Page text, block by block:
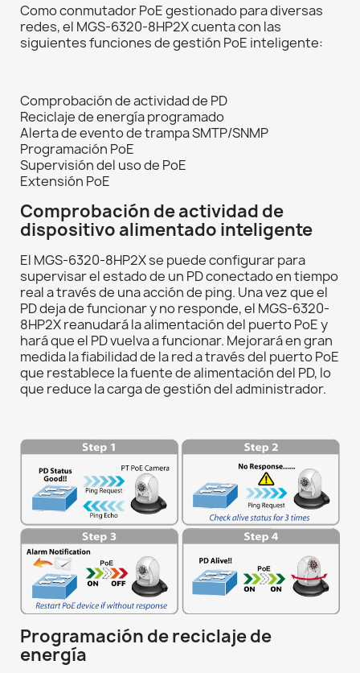
Como conmutador PoE gestionado para diversas
redes, el MGS-6320-8HP2X cuenta con las
siguientes funciones de gestión PoE inteligente:
Comprobación de actividad de PD
Reciclaje de energía programado
Alerta de evento de trampa SMTP/SNMP
Programación PoE
Supervisión del uso de PoE
Extensión PoE
Comprobación de actividad de
dispositivo alimentado inteligente
El MGS-6320-8HP2X se puede configurar para
supervisar el estado de un PD conectado en tiempo
real a través de una acción de ping. Una vez que el
PD deja de funcionar y no responde, el MGS-6320-
8HP2X reanudará la alimentación del puerto PoE y
hará que el PD vuelva a funcionar. Mejorará en gran
medida la fiabilidad de la red a través del puerto PoE
que restablece la fuente de alimentación del PD, lo
que reduce la carga de gestión del administrador.
Programación de reciclaje de
energía